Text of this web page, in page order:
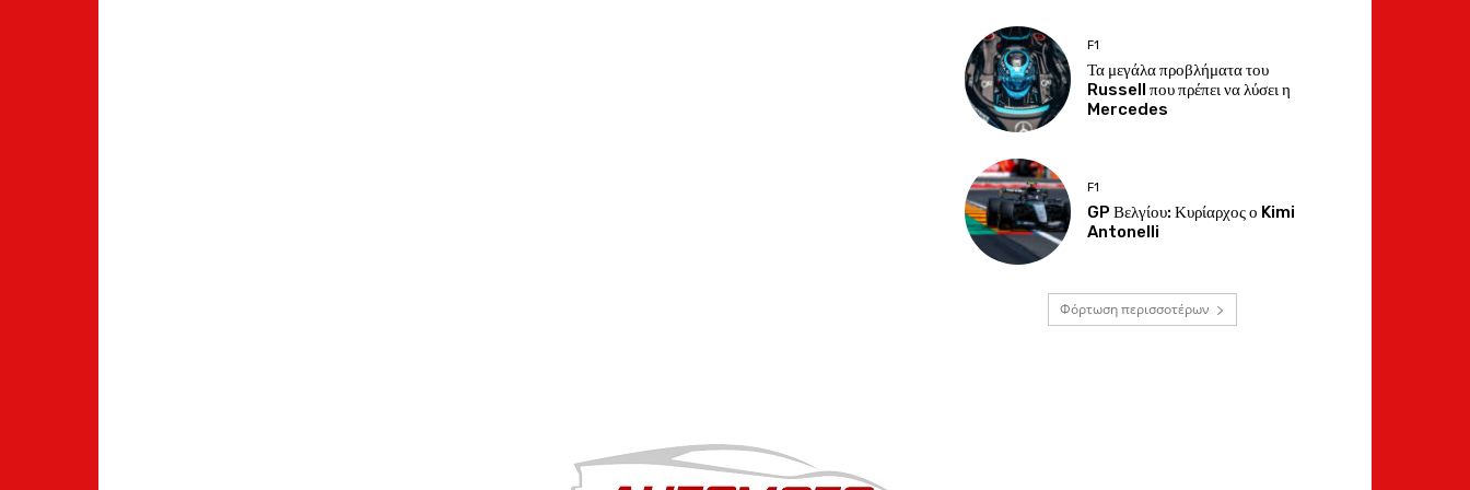
F1
Τα μεγάλα προβλήματα του
Russell που πρέπει να λύσει η
Mercedes
F1
GP Βελγίου: Κυρίαρχος ο Kimi
Antonelli
Φόρτωση περισσοτέρων